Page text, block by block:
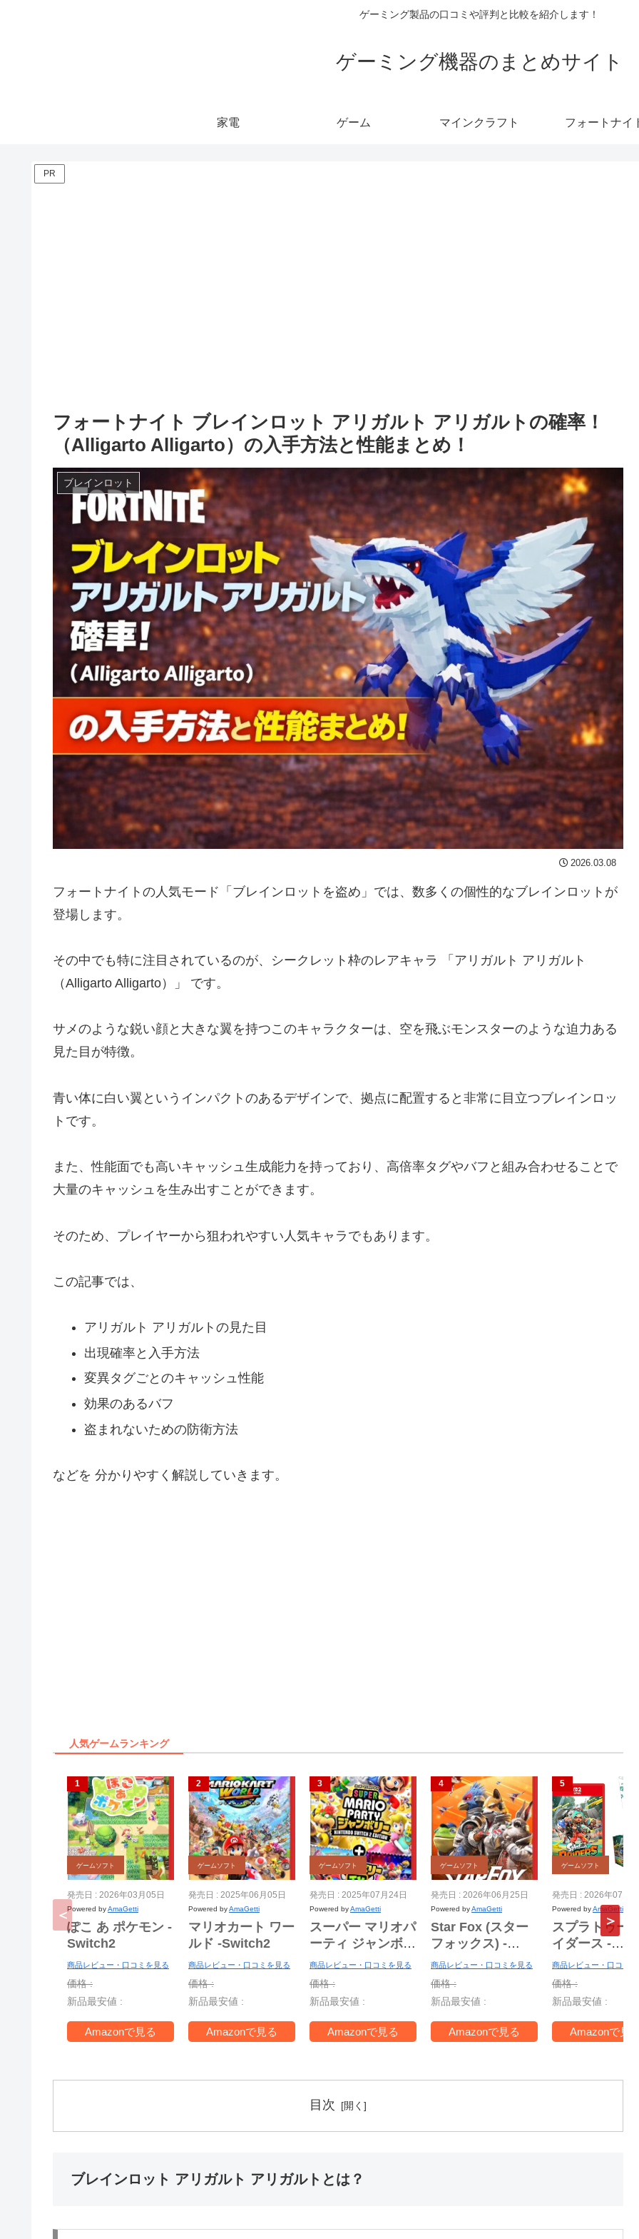
ゲーミング製品の口コミや評判と比較を紹介します！
ゲーミング機器のまとめサイト
家電 ゲーム マインクラフト フォートナイ
PR
フォートナイト ブレインロット アリガルト アリガルトの確率！
（Alligarto Alligarto）の入手方法と性能まとめ！
ブレインロット
2026.03.08
フォートナイトの人気モード「ブレインロットを盗め」では、数多くの個性的なブレインロットが
登場します。
その中でも特に注目されているのが、シークレット枠のレアキャラ 「アリガルト アリガルト
（Alligarto Alligarto）」 です。
サメのような鋭い顔と大きな翼を持つこのキャラクターは、空を飛ぶモンスターのような迫力ある
見た目が特徴。
青い体に白い翼というインパクトのあるデザインで、拠点に配置すると非常に目立つブレインロッ
トです。
また、性能面でも高いキャッシュ生成能力を持っており、高倍率タグやバフと組み合わせることで
大量のキャッシュを生み出すことができます。
そのため、プレイヤーから狙われやすい人気キャラでもあります。
この記事では、
アリガルト アリガルトの見た目
出現確率と入手方法
変異タグごとのキャッシュ性能
効果のあるバフ
盗まれないための防衛方法
などを 分かりやすく解説していきます。
人気ゲームランキング
ゲームソフト
発売日 : 2026年03月05日
Powered byAmaGetti
ぽこ あ ポケモン -
Switch2
商品レビュー・口コミを見る
価格 :
新品最安値 :
Amazonで見る
ゲームソフト
発売日 : 2025年06月05日
Powered byAmaGetti
マリオカート ワー
ルド -Switch2
商品レビュー・口コミを見る
価格 :
新品最安値 :
Amazonで見る
ゲームソフト
発売日 : 2025年07月24日
Powered byAmaGetti
スーパー マリオパ
ーティ ジャンボリ
ー Nintendo
Switch 2 Edition
＋ ジャンボリー
TV -Switch2
商品レビュー・口コミを見る
価格 :
新品最安値 :
Amazonで見る
ゲームソフト
発売日 : 2026年06月25日
Powered byAmaGetti
Star Fox (スター
フォックス) -
Switch2
【Amazon.co.jp
限定】特典 アイテ
ム未定 同梱
商品レビュー・口コミを見る
価格 :
新品最安値 :
Amazonで見る
ゲームソフト
発売日 : 2026年07月
Powered byAmaGetti
スプラトゥー
イダース -
Switch2
【
限定】特典 ア
ルタンブラー
ァスナー付き
ッピングバッ
商品レビュー・口コミ
価格 :
新品最安値 :
Amazonで見
目次
ブレインロット アリガルト アリガルトとは？